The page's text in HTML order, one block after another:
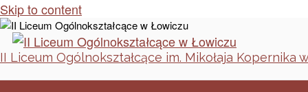
Skip to content
II Liceum Ogólnokształcące im. Mikołaja Kopernika